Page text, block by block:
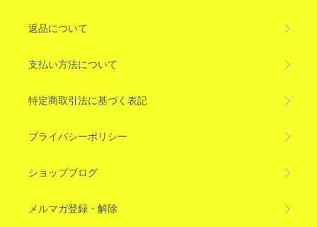
返品について
支払い方法について
特定商取引法に基づく表記
プライバシーポリシー
ショップブログ
メルマガ登録・解除